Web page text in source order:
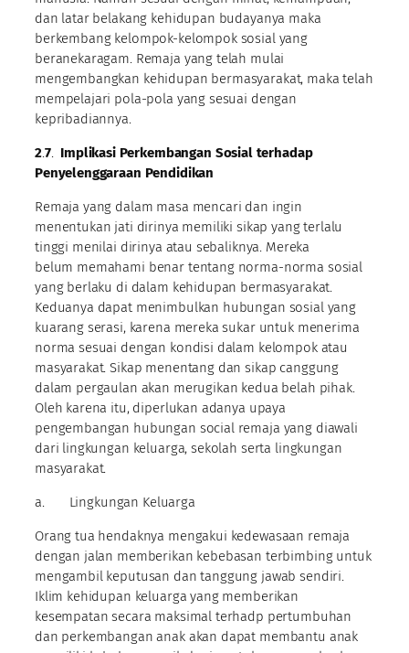
dan latar belakang kehidupan budayanya maka
berkembang kelompok-kelompok sosial yang
beranekaragam. Remaja yang telah mulai
mengembangkan kehidupan bermasyarakat, maka telah
mempelajari pola-pola yang sesuai dengan
kepribadiannya.
2.7.
Implikasi Perkembangan Sosial terhadap
Penyelenggaraan Pendidikan
Remaja yang dalam masa mencari dan ingin
menentukan jati dirinya memiliki sikap yang terlalu
tinggi menilai dirinya atau sebaliknya. Mereka
belum memahami benar tentang norma-norma sosial
yang berlaku di dalam kehidupan bermasyarakat.
Keduanya dapat menimbulkan hubungan sosial yang
kuarang serasi, karena mereka sukar untuk menerima
norma sesuai dengan kondisi dalam kelompok atau
masyarakat. Sikap menentang dan sikap canggung
dalam pergaulan akan merugikan kedua belah pihak.
Oleh karena itu, diperlukan adanya upaya
pengembangan hubungan social remaja yang diawali
dari lingkungan keluarga, sekolah serta lingkungan
masyarakat.
a. Lingkungan Keluarga
Orang tua hendaknya mengakui kedewasaan remaja
dengan jalan memberikan kebebasan terbimbing untuk
mengambil keputusan dan tanggung jawab sendiri.
Iklim kehidupan keluarga yang memberikan
kesempatan secara maksimal terhadp pertumbuhan
dan perkembangan anak akan dapat membantu anak